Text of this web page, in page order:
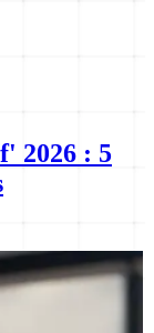
2026 : 5